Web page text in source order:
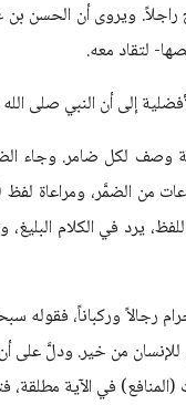
ويروى أن الحسن
لتقاد معه.
إلى أن النبي صلى
وصف لكل ضامر. وجاء
من الضمَّر، ومراعاة
يرد في الكلام
رجالاً وركباناً،
من خير. ودلَّ على
في الآية مطلقة،